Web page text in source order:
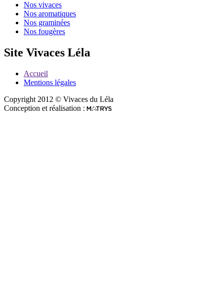
Nos vivaces
Nos aromatiques
Nos graminées
Nos fougères
Site Vivaces Léla
Accueil
Mentions légales
Copyright 2012 © Vivaces du Léla
Conception et réalisation :